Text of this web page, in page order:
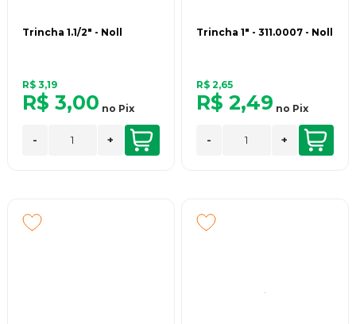
Trincha 1.1/2" - Noll
R$ 3,19
R$ 3,00 no Pix
- +
Trincha 1" - 311.0007 - Noll
R$ 2,65
R$ 2,49 no Pix
- +